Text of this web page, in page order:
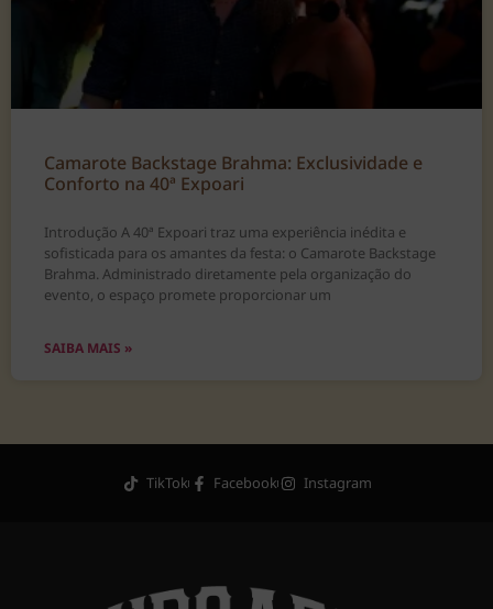
Camarote Backstage Brahma: Exclusividade e
Conforto na 40ª Expoari
Introdução A 40ª Expoari traz uma experiência inédita e
sofisticada para os amantes da festa: o Camarote Backstage
Brahma. Administrado diretamente pela organização do
evento, o espaço promete proporcionar um
SAIBA MAIS »
TikTok Facebook Instagram